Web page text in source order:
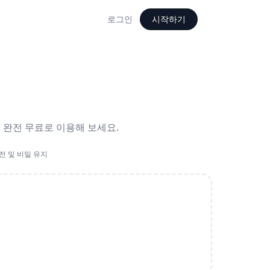
로그인 시작하기
전 무료로 이용해 보세요.
및 비밀 유지